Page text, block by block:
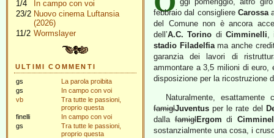
1/4
In campo con voi
23/2 Nuovo cinema Luftansia
(2026)
11/2 Wormslayer
ULTIMI COMMENTI
gs
La parola proibita
gs
In campo con voi
vb
Tra tutte le passioni,
proprio questa
finelli
In campo con voi
gs
Tra tutte le passioni,
proprio questa
febbraio dal consigliere Carossa
del Comune non è ancora
dell’A.C. Torino di Cimminelli,
stadio Filadelfiama anche
garanzia dei lavori di
ammontare a 3,5 milioni di
disposizione per la ricostruzione
Naturalmente,
famiglJuventus per le rate del
dallafamiglErgom di
sostanzialmente una cosa, i